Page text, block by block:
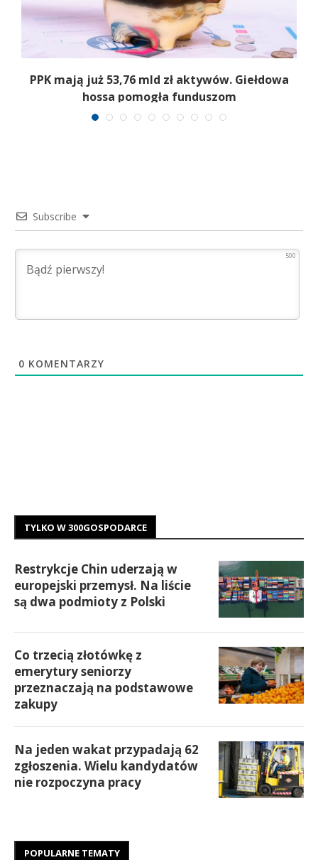
PPK mają już 53,76 mld zł aktywów. Giełdowa
hossa pomogła funduszom
Subscribe
500
0 KOMENTARZY
TYLKO W 300GOSPODARCE
Restrykcje Chin uderzają w
europejski przemysł. Na liście
są dwa podmioty z Polski
Co trzecią złotówkę z
emerytury seniorzy
przeznaczają na podstawowe
zakupy
Na jeden wakat przypadają 62
zgłoszenia. Wielu kandydatów
nie rozpoczyna pracy
POPULARNE TEMATY